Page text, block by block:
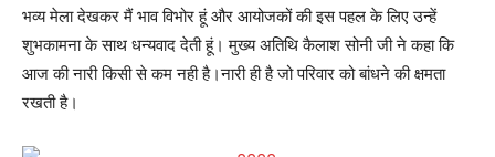
भव्य मेला देखकर मैं भाव विभोर हूं और आयोजकों की इस पहल के लिए उन्हें
शुभकामना के साथ धन्यवाद देती हूं। मुख्य अतिथि कैलाश सोनी जी ने कहा कि
आज की नारी किसी से कम नही है।नारी ही है जो परिवार को बांधने की क्षमता
रखती है।